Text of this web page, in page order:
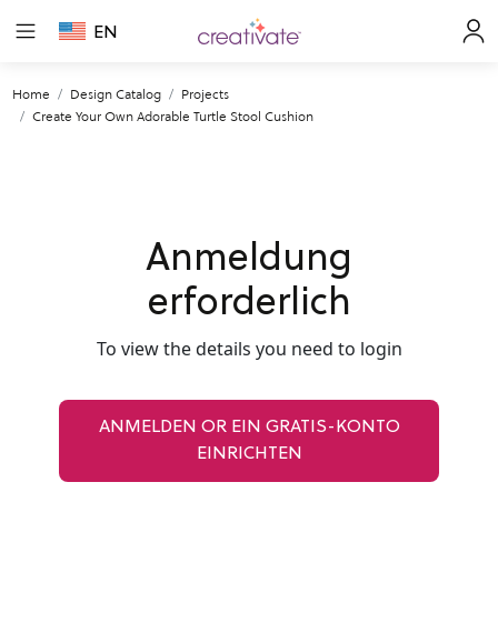
EN
Home Design Catalog
Projects
Create Your Own Adorable Turtle Stool Cushion
Anmeldung
erforderlich
To view the details you need to login
ANMELDEN OR EIN GRATIS-KONTO
EINRICHTEN